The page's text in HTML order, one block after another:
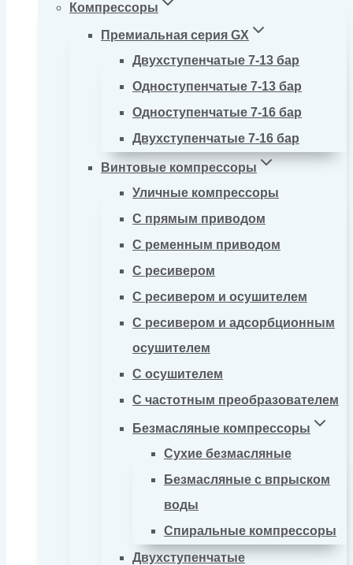
Компрессоры
Премиальная серия GX
Двухступенчатые 7-13 бар
Одноступенчатые 7-13 бар
Одноступенчатые 7-16 бар
Двухступенчатые 7-16 бар
Винтовые компрессоры
Уличные компрессоры
С прямым приводом
С ременным приводом
С ресивером
С ресивером и осушителем
С ресивером и адсорбционным
осушителем
С осушителем
С частотным преобразователем
Безмасляные компрессоры
Сухие безмасляные
Безмасляные с впрыском
воды
Спиральные компрессоры
Двухступенчатые